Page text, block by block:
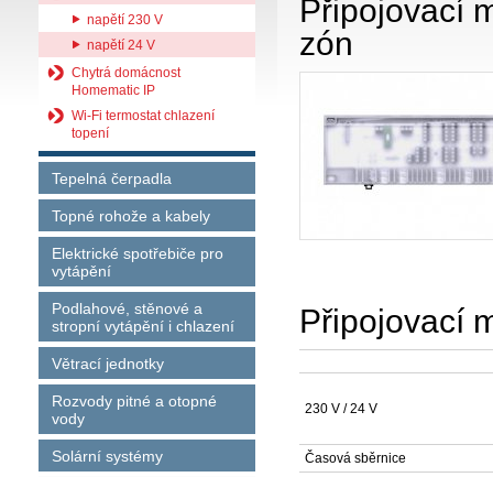
napětí 230 V
napětí 24 V
Chytrá domácnost
Homematic IP
Wi-Fi termostat chlazení
topení
Tepelná čerpadla
Topné rohože a kabely
Elektrické spotřebiče pro
vytápění
Podlahové, stěnové a
stropní vytápění i chlazení
Větrací jednotky
Rozvody pitné a otopné
vody
Solární systémy
Připojovací
zón
Připojovací
230 V / 24 V
Časová sběrnice